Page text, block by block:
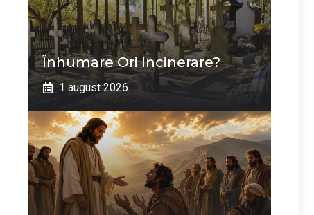
Înhumare Ori Incinerare?
1 august 2026